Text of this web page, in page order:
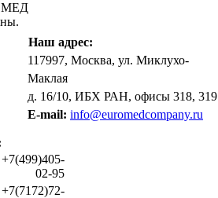
Наш адрес:
117997, Москва, ул. Миклухо-
Маклая
д. 16/10, ИБХ РАН, офисы 318, 319
E-mail: info@euromedcompany.ru
+7(499)405-
02-95
+7(7172)72-